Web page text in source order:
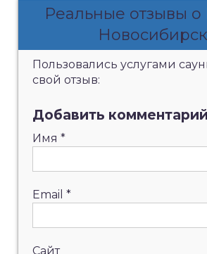
Реальные отзывы
Пользовались услугами
свой отзыв:
Добавить комментарий
Имя *
Email *
Сайт